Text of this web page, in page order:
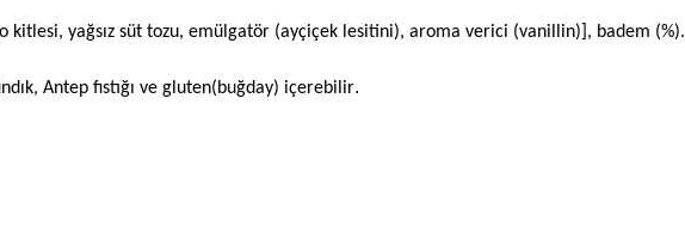
kitlesi, yağsız süt tozu, emülgatör (ayçiçek lesitini), aroma verici (vanillin)], badem (%).
Antep fıstığı ve gluten(buğday) içerebilir.